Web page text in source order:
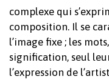
complexe qui
composition. Il se
l’image fixe ; les
signification, seul
l’expression de